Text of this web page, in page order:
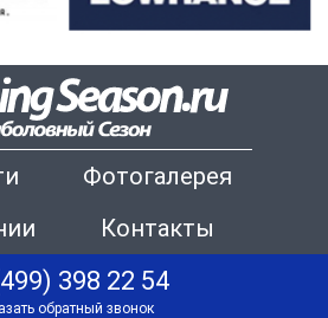
Фотогалерея
Контакты
398 22 54
обратный звонок